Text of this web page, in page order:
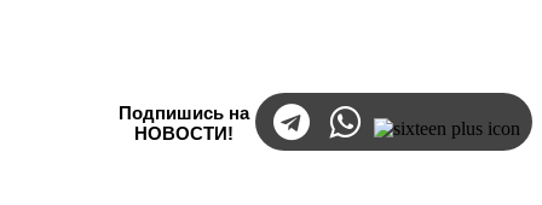
Подпишись на
НОВОСТИ!